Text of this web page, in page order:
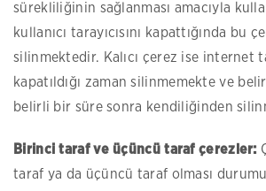
sürekliliğinin sağlanması amacıyla
kullanıcı tarayıcısını kapattığında bu
silinmektedir. Kalıcı çerez ise internet
kapatıldığı zaman silinmemekte ve
belirli bir süre sonra kendiliğinden
Birinci taraf ve üçüncü taraf çerezler:
taraf ya da üçüncü taraf olması